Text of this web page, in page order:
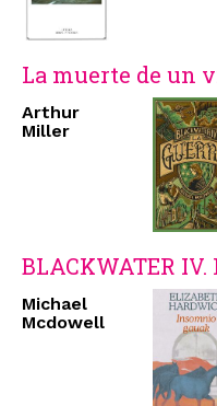
La muerte de un
Arthur
Miller
BLACKWATER
Michael
Mcdowell